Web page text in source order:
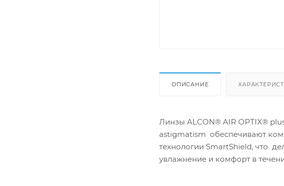
ОПИСАНИЕ
Линзы ALCON® AIR OPTIX®
astigmatism обеспечивают
технологии SmartShield, что
увлажнение и комфорт в